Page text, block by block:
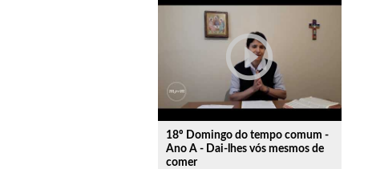
play_circle_outline
18º Domingo do tempo comum -
Ano A - Dai-lhes vós mesmos de
comer